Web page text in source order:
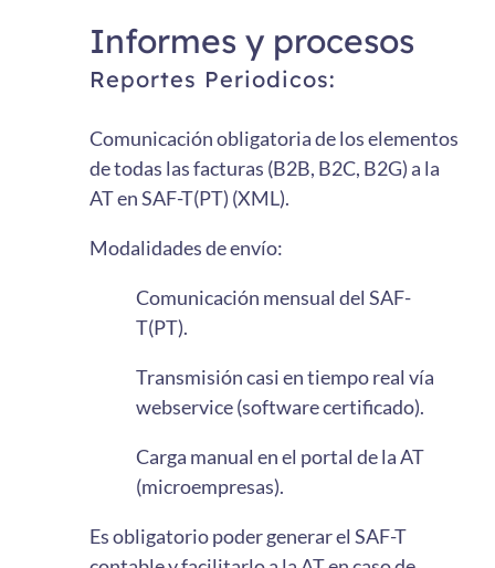
Informes y procesos
Reportes Periodicos:
Comunicación obligatoria de los elementos
de todas las facturas (B2B, B2C, B2G) a la
AT en SAF-T(PT) (XML).
Modalidades de envío:
Comunicación mensual del SAF-
T(PT).
Transmisión casi en tiempo real vía
webservice (software certificado).
Carga manual en el portal de la AT
(microempresas).
Es obligatorio poder generar el SAF-T